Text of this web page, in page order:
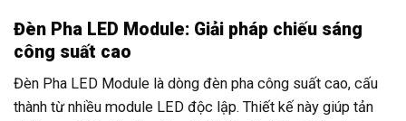
Đèn Pha LED Module: Giải pháp chiếu sáng
công suất cao
Đèn Pha LED Module là dòng đèn pha công suất cao, cấu
thành từ nhiều module LED độc lập. Thiết kế này giúp tản